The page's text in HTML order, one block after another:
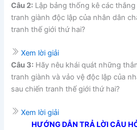
Câu 2: Lập bảng thống kê các
tranh giành độc lập của nhân dân
tranh thế giới thứ hai?
Xem lời giải
Câu 3: Hãy nêu khái quát những
tranh giành và vảo vệ độc lập của
sau chiến tranh thế giới thứ hai?
Xem lời giải
HƯỚNG DẪN TRẢ LỜI CÂU